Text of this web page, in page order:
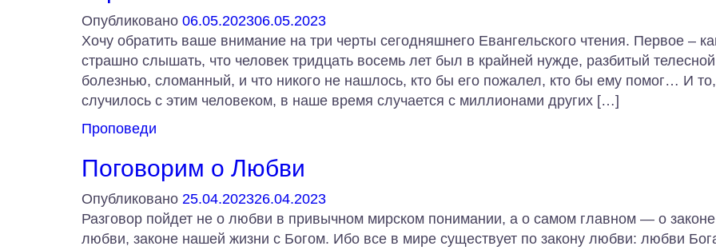
Опубликовано 06.05.202306.05.2023
Хочу обратить ваше внимание на три черты сегодняшнего Евангельского чтения. Первое –
страшно слышать, что человек тридцать восемь лет был в крайней нужде, разбитый телесной
болезнью, сломанный, и что никого не нашлось, кто бы его пожалел, кто бы ему помог… И
случилось с этим человеком, в наше время случается с миллионами других […]
Проповеди
Поговорим о Любви
Опубликовано 25.04.202326.04.2023
Разговор пойдет не о любви в привычном мирском понимании, а о самом главном — о законе
любви, законе нашей жизни с Богом. Ибо все в мире существует по закону любви: любви